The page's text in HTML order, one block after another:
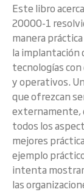
Este libro
20000-1
manera
la implantación
tecnologías
y operativos.
que ofrezcan
externamente,
todos los
mejores
ejemplo
intenta mostrar
las